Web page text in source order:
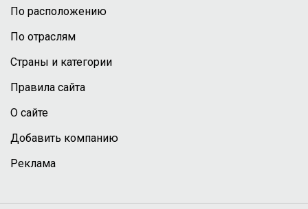
По расположению
По отраслям
Страны и категории
Правила сайта
О сайте
Добавить компанию
Реклама